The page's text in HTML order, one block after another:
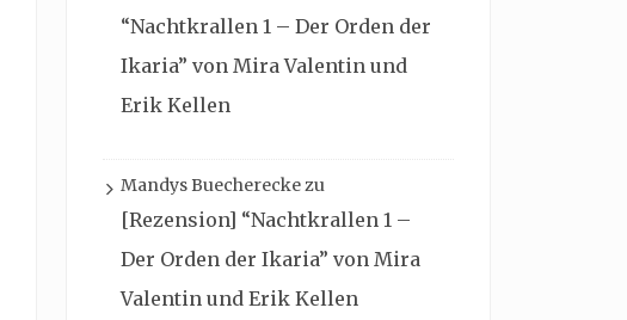
“Nachtkrallen 1 – Der Orden der
Ikaria” von Mira Valentin und
Erik Kellen
Mandys Buechereckezu
[Rezension] “Nachtkrallen 1 –
Der Orden der Ikaria” von Mira
Valentin und Erik Kellen